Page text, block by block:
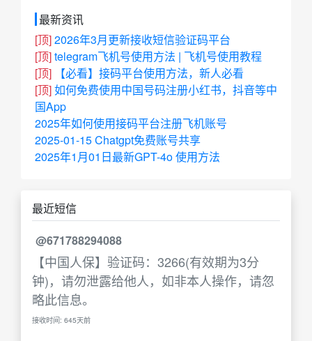
最新资讯
[顶]2026年3月更新接收短信验证码平台
[顶]telegram飞机号使用方法 | 飞机号使用教程
[顶]
【必看】接码平台使用方法，新人必看
[顶]如何免费使用中国号码注册小红书，抖音等中
国App
2025年如何使用接码平台注册飞机账号
2025-01-15 Chatgpt免费账号共享
2025年1月01日最新GPT-4o 使用方法
最近短信
@671788294088
【中国人保】验证码：3266(有效期为3分
钟)，请勿泄露给他人，如非本人操作，请忽
略此信息。
接收时间: 645天前